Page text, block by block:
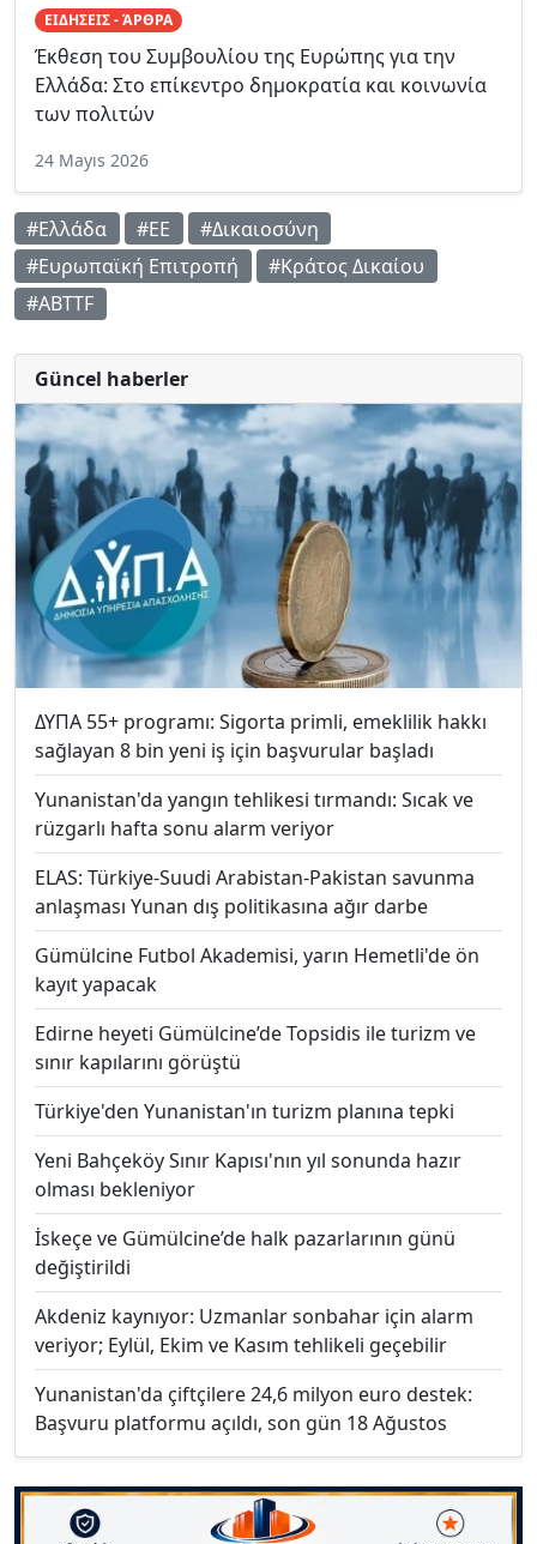
ΕΙΔΗΣΕΙΣ - ΆΡΘΡΑ
Έκθεση του Συμβουλίου της Ευρώπης για την
Ελλάδα: Στο επίκεντρο δημοκρατία και κοινωνία
των πολιτών
24 Mayıs 2026
#Ελλάδα #ΕΕ
#Δικαιοσύνη
#Ευρωπαϊκή Επιτροπή
#Κράτος Δικαίου
#ABTTF
Güncel haberler
ΔΥΠΑ 55+ programı: Sigorta primli, emeklilik hakkı
sağlayan 8 bin yeni iş için başvurular başladı
Yunanistan'da yangın tehlikesi tırmandı: Sıcak ve
rüzgarlı hafta sonu alarm veriyor
ELAS: Türkiye-Suudi Arabistan-Pakistan savunma
anlaşması Yunan dış politikasına ağır darbe
Gümülcine Futbol Akademisi, yarın Hemetli'de ön
kayıt yapacak
Edirne heyeti Gümülcine’de Topsidis ile turizm ve
sınır kapılarını görüştü
Türkiye'den Yunanistan'ın turizm planına tepki
Yeni Bahçeköy Sınır Kapısı'nın yıl sonunda hazır
olması bekleniyor
İskeçe ve Gümülcine’de halk pazarlarının günü
değiştirildi
Akdeniz kaynıyor: Uzmanlar sonbahar için alarm
veriyor; Eylül, Ekim ve Kasım tehlikeli geçebilir
Yunanistan'da çiftçilere 24,6 milyon euro destek:
Başvuru platformu açıldı, son gün 18 Ağustos